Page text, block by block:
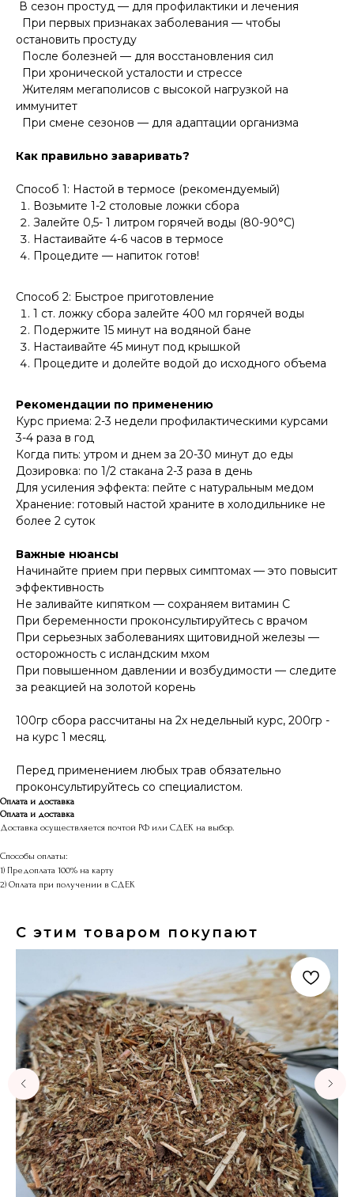
В сезон простуд — для профилактики и лечения
При первых признаках заболевания — чтобы
остановить простуду
После болезней — для восстановления сил
При хронической усталости и стрессе
Жителям мегаполисов с высокой нагрузкой на
иммунитет
При смене сезонов — для адаптации организма
Как правильно заваривать?
Способ 1: Настой в термосе (рекомендуемый)
Возьмите 1-2 столовые ложки сбора
Залейте 0,5- 1 литром горячей воды (80-90°C)
Настаивайте 4-6 часов в термосе
Процедите — напиток готов!
Способ 2: Быстрое приготовление
1 ст. ложку сбора залейте 400 мл горячей воды
Подержите 15 минут на водяной бане
Настаивайте 45 минут под крышкой
Процедите и долейте водой до исходного объема
Рекомендации по применению
Курс приема: 2-3 недели профилактическими курсами
3-4 раза в год
Когда пить: утром и днем за 20-30 минут до еды
Дозировка: по 1/2 стакана 2-3 раза в день
Для усиления эффекта: пейте с натуральным медом
Хранение: готовый настой храните в холодильнике не
более 2 суток
Важные нюансы
Начинайте прием при первых симптомах — это повысит
эффективность
Не заливайте кипятком — сохраняем витамин С
При беременности проконсультируйтесь с врачом
При серьезных заболеваниях щитовидной железы —
осторожность с исландским мхом
При повышенном давлении и возбудимости — следите
за реакцией на золотой корень
100гр сбора рассчитаны на 2х недельный курс, 200гр -
на курс 1 месяц.
Перед применением любых трав обязательно
проконсультируйтесь со специалистом.
Оплата и доставка
Оплата и доставка
Доставка осуществляется почтой РФ или СДЕК на выбор.
Способы оплаты:
1) Предоплата 100% на карту
2) Оплата при получении в СДЕК
С этим товаром покупают